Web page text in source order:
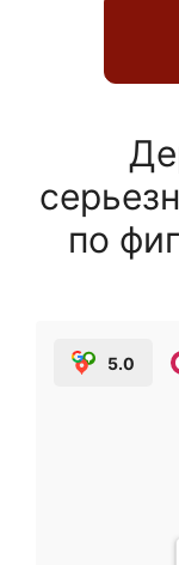
по
5.0